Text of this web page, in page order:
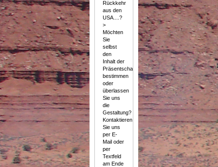
Rückkehr
aus den
USA....?
>
Möchten
Sie
selbst
den
Inhalt der
Präsentschale
bestimmen
oder
überlassen
Sie uns
die
Gestaltung?
Kontaktieren
Sie uns
per E-
Mail oder
per
Textfeld
am Ende